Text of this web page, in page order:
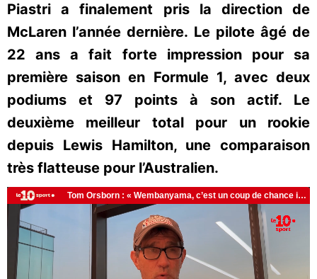
Piastri a finalement pris la direction de
McLaren l’année dernière. Le pilote âgé de
22 ans a fait forte impression pour sa
première saison en Formule 1, avec deux
podiums et 97 points à son actif. Le
deuxième meilleur total pour un rookie
depuis Lewis Hamilton, une comparaison
très flatteuse pour l’Australien.